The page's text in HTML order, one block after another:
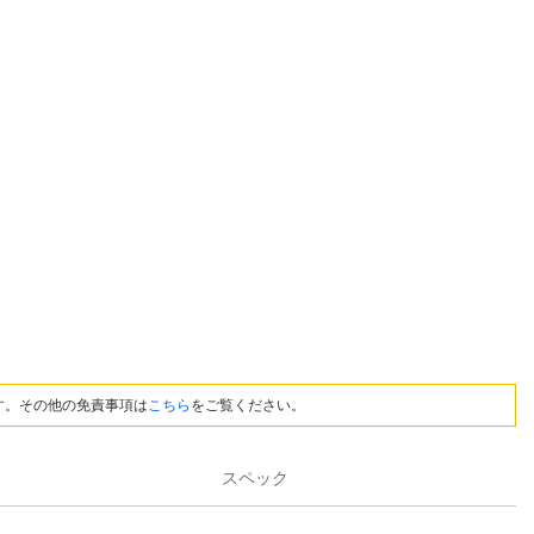
その他の免責事項はこちら をご覧ください。
スペック